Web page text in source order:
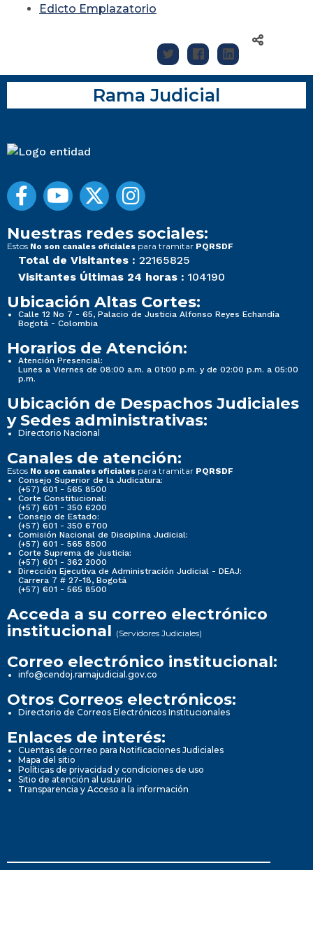
Edicto Emplazatorio
Rama Judicial
Nuestras redes sociales:
Estos No son canales oficiales para tramitar PQRSDF
Total de Visitantes : 22165825
Visitantes Últimas 24 horas : 104190
Ubicación Altas Cortes:
Calle 12 No 7 - 65, Palacio de Justicia Alfonso Reyes Echandía
Bogotá - Colombia
Horarios de Atención:
Atención Presencial:
Lunes a Viernes de 08:00 a.m. a 01:00 p.m. y de 02:00 p.m. a 05:00
p.m.
Ubicación de Despachos Judiciales
y Sedes administrativas:
Directorio Nacional
Canales de atención:
Estos No son canales oficiales para tramitar PQRSDF
Consejo Superior de la Judicatura:
(+57) 601 - 565 8500
Corte Constitucional:
(+57) 601 - 350 6200
Consejo de Estado:
(+57) 601 - 350 6700
Comisión Nacional de Disciplina Judicial:
(+57) 601 - 565 8500
Corte Suprema de Justicia:
(+57) 601 - 362 2000
Dirección Ejecutiva de Administración Judicial - DEAJ:
Carrera 7 # 27-18, Bogotá
(+57) 601 - 565 8500
Acceda a su correo electrónico
institucional (Servidores Judiciales)
Correo electrónico institucional:
info@cendoj.ramajudicial.gov.co
Otros Correos electrónicos:
Directorio de Correos Electrónicos Institucionales
Enlaces de interés:
Cuentas de correo para Notificaciones Judiciales
Mapa del sitio
Políticas de privacidad y condiciones de uso
Sitio de atención al usuario
Transparencia y Acceso a la información